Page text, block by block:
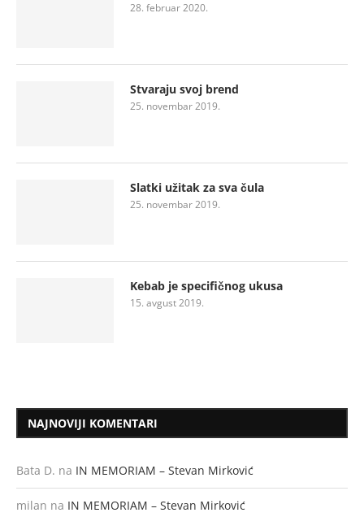
28. februar 2020.
Stvaraju svoj brend
25. novembar 2019.
Slatki užitak za sva čula
25. novembar 2019.
Kebab je specifičnog ukusa
15. avgust 2019.
NAJNOVIJI KOMENTARI
Bata D. na IN MEMORIAM – Stevan Mirković
milan na IN MEMORIAM – Stevan Mirković